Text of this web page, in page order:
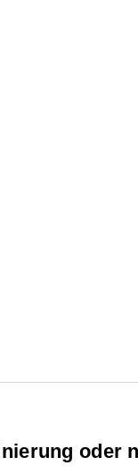
oder